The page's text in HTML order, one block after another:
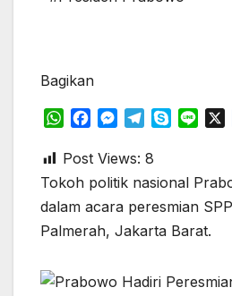
Bagikan
W
a
t
A
p
c
e
o
o
M
s
s
n
g
r
T
l
e
r
a
S
p
e
Post Views: 8
Tokoh politik nasional
dalam acara peresmian
Palmerah, Jakarta Barat.